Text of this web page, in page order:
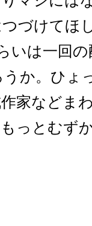
づけてほ
いは一回
か。ひょ
家などま
っとむず